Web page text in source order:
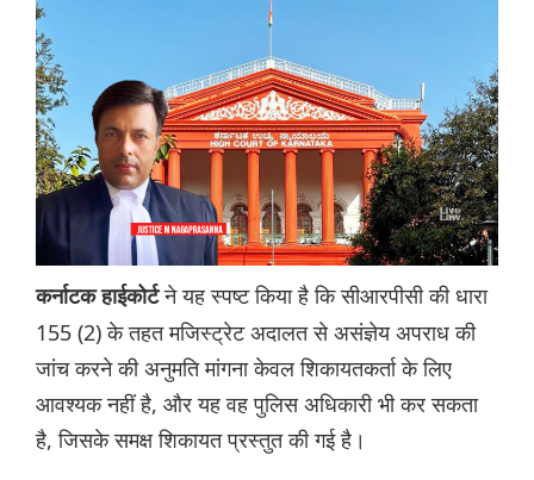
कर्नाटक हाईकोर्टने यह स्पष्ट किया है कि सीआरपीसी की धारा
155 (2) के तहत मजिस्ट्रेट अदालत से असंज्ञेय अपराध की
जांच करने की अनुमति मांगना केवल शिकायतकर्ता के लिए
आवश्यक नहीं है, और यह वह पुलिस अधिकारी भी कर सकता
है, जिसके समक्ष शिकायत प्रस्तुत की गई है।